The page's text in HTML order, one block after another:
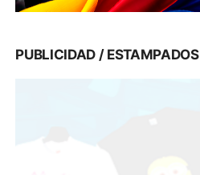
PUBLICIDAD / ESTAMPADOS